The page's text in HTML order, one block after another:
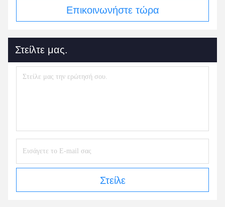
Επικοινωνήστε τώρα
Στείλτε μας.
Στείλε